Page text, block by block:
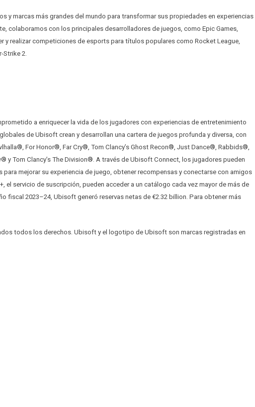
y marcas más grandes del mundo para transformar sus propiedades en experiencias
colaboramos con los principales desarrolladores de juegos, como Epic Games,
y realizar competiciones de esports para títulos populares como Rocket League,
Strike 2.
a enriquecer la vida de los jugadores con experiencias de entretenimiento
de Ubisoft crean y desarrollan una cartera de juegos profunda y diversa, con
For Honor®, Far Cry®, Tom Clancy’s Ghost Recon®, Just Dance®, Rabbids®,
y Tom Clancy’s The Division®. A través de Ubisoft Connect, los jugadores pueden
mejorar su experiencia de juego, obtener recompensas y conectarse con amigos
el servicio de suscripción, pueden acceder a un catálogo cada vez mayor de más de
fiscal 2023–24, Ubisoft generó reservas netas de €2.32 billion. Para obtener más
todos los derechos. Ubisoft y el logotipo de Ubisoft son marcas registradas en